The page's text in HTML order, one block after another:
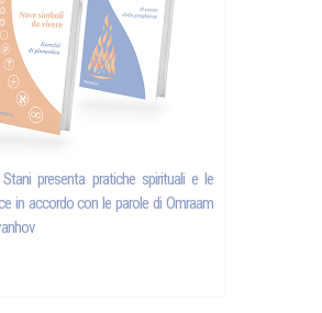
presenta pratiche spirituali e le
in accordo con le parole di Omraam